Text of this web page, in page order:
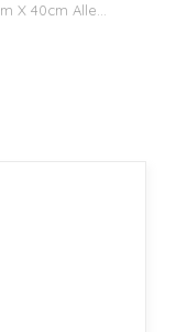
X 40cm Alle…